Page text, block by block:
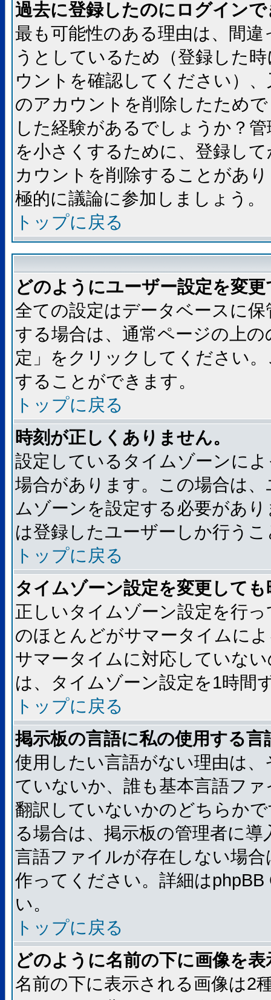
過去に登録したのにログイン
最も可能性のある理由は、間
うとしているため（登録した
ウントを確認してください）
のアカウントを削除したため
した経験があるでしょうか？
を小さくするために、登録し
カウントを削除することがあ
極的に議論に参加しましょう。
トップに戻る
どのようにユーザー設定を変
全ての設定はデータベースに
する場合は、通常ページの上
定」をクリックしてください
することができます。
トップに戻る
時刻が正しくありません。
設定しているタイムゾーンに
場合があります。この場合は
ムゾーンを設定する必要があ
は登録したユーザーしか行う
トップに戻る
タイムゾーン設定を変更して
正しいタイムゾーン設定を行
のほとんどがサマータイムに
サマータイムに対応していな
は、タイムゾーン設定を1時間
トップに戻る
掲示板の言語に私の使用する
使用したい言語がない理由は
ていないか、誰も基本言語フ
翻訳していないかのどちらか
る場合は、掲示板の管理者に
言語ファイルが存在しない場
作ってください。詳細は
い。
トップに戻る
どのように名前の下に画像を
名前の下に表示される画像は2